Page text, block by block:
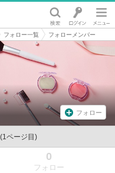
フォロー一覧 フォローメンバー
フォロー
(1ページ目)
0
フォロー